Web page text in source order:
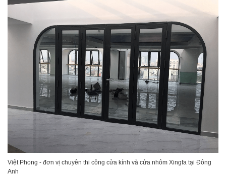
Việt Phong - đơn vị chuyên thi công cửa kính và cửa nhôm Xingfa tại Đông
Anh